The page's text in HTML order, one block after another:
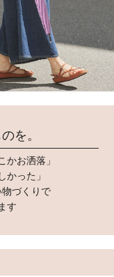
を。
かお洒落」
かった」
づくりで
す